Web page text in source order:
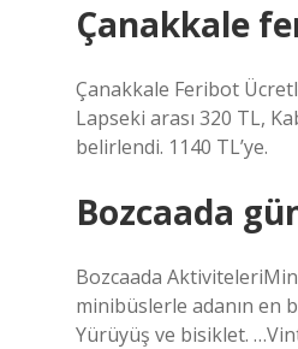
Çanakkale
Çanakkale Feribot
Lapseki arası 320 TL,
belirlendi. 1140 TL’ye.
Bozcaada
Bozcaada
minibüslerle adanın en
Yürüyüş ve bisiklet.